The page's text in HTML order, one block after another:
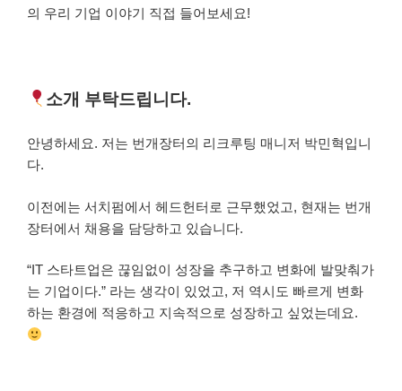
의 우리 기업 이야기 직접 들어보세요!
소개 부탁드립니다.
안녕하세요. 저는 번개장터의 리크루팅 매니저 박민혁입니
다.
이전에는 서치펌에서 헤드헌터로 근무했었고, 현재는 번개
장터에서 채용을 담당하고 있습니다.
“IT 스타트업은 끊임없이 성장을 추구하고 변화에 발맞춰가
는 기업이다.” 라는 생각이 있었고, 저 역시도 빠르게 변화
하는 환경에 적응하고 지속적으로 성장하고 싶었는데요.